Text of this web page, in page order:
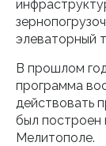
элеваторный
В прошлом
программа
действовать
был построен
Мелитополе.